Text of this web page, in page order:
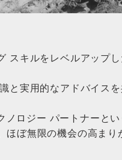
スキルをレベルアップ
と実用的なアドバイス
ロジー パートナーと
ぼ無限の機会の高まり